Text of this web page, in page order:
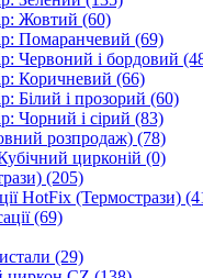
Жовтий (60)
Помаранчевий (69)
Червоний і бордовий
Коричневий (66)
Білий і прозорий (60)
Чорний і сірий (83)
розпродаж) (78)
цирконій (0)
(205)
HotFix (Термострази)
(69)
(29)